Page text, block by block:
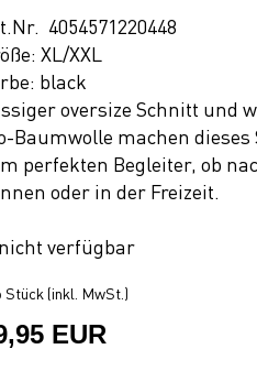
4054571220448
XL/XXL
black
oversize Schnitt und
Baumwolle machen dieses
perfekten Begleiter, ob
oder in der Freizeit.
nicht verfügbar
Stück (inkl. MwSt.)
EUR